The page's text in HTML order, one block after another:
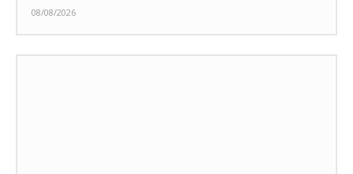
08/08/2026